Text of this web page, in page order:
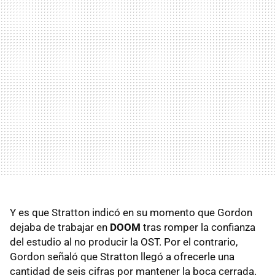
Y es que Stratton indicó en su momento que Gordon
dejaba de trabajar en DOOM tras romper la confianza
del estudio al no producir la OST. Por el contrario,
Gordon señaló que Stratton llegó a ofrecerle una
cantidad de seis cifras por mantener la boca cerrada.